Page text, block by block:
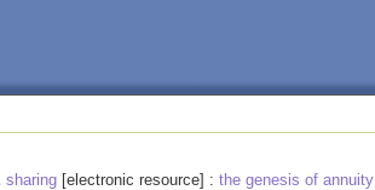
sharing [electronic resource] : the genesis of